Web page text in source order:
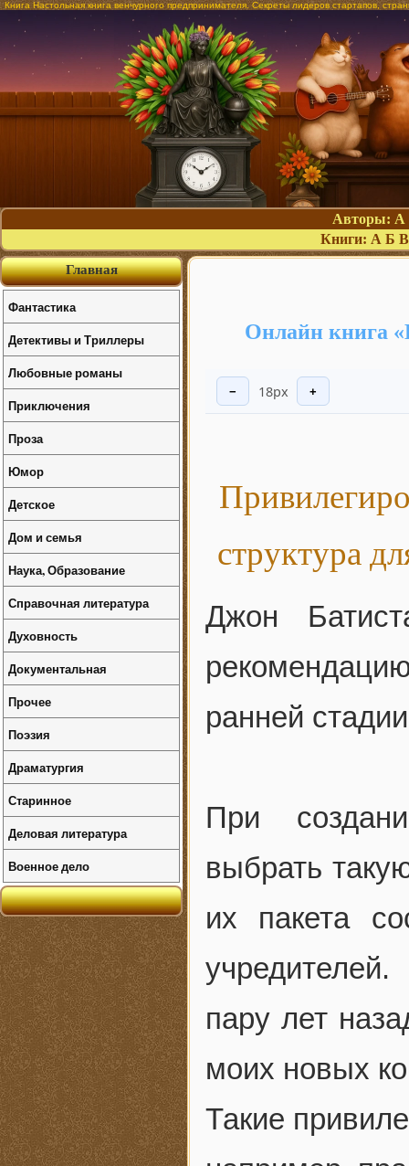
Книга Настольная книга венчурного предпринимателя. Секреты лидеров стартапов,
Авторы: А
Книги: А Б В
Онлайн книга
− 18px +
структура
Джон
ранней
При
выбрать
их пакета
пару лет
моих новых
Такие
Главная
Фантастика
Детективы и Триллеры
Любовные романы
Приключения
Проза
Юмор
Детское
Дом и семья
Наука, Образование
Справочная литература
Духовность
Документальная
Прочее
Поэзия
Драматургия
Старинное
Деловая литература
Военное дело